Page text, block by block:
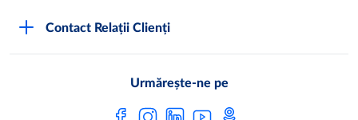
Contact Relații Clienți
Urmărește-ne pe